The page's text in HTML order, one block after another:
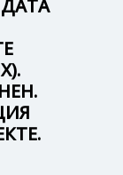
ДАТА